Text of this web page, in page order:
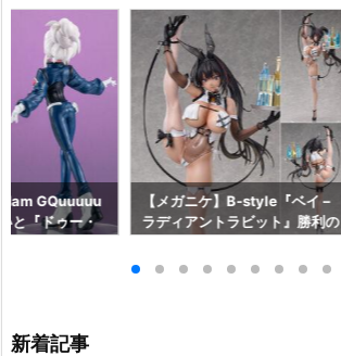
GQuuuuu
と『ドゥー・
【メガニケ】B-style『ベイ –
ラディアントラビット』勝利の
約【フリーイング】より2026
新着記事